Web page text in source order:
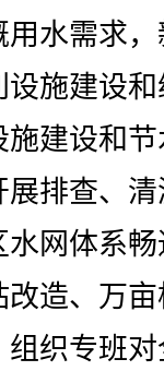
水需求
施建设
建设和
排查、
网体系
改造、万
织专班